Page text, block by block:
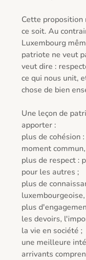
Cette proposition
ce soit. Au
Luxembourg
patriote ne veut
veut dire :
ce qui nous unit,
chose de bien
Une leçon de
apporter :
plus de cohésion
moment
plus de respect :
pour les autres ;
plus de
plus
les devoirs,
la vie en société ;
une meilleure
arrivants